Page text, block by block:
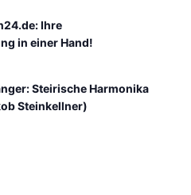
Ihre
in einer Hand!
Steirische Harmonika
Steinkellner)